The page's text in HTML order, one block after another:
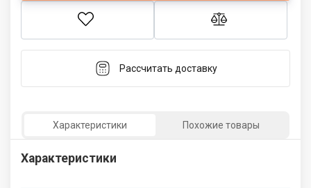
Рассчитать доставку
Характеристики Похожие товары
Характеристики